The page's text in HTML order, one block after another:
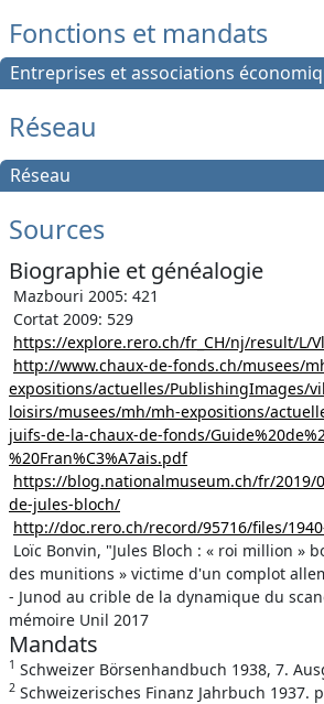
Fonctions et mandats
Entreprises et associations
Réseau
Réseau
Sources
Biographie et généalogie
Mazbouri 2005: 421
Cortat 2009: 529
https://explore.rero.ch/fr_CH/nj/result/L/
http://www.chaux-de-fonds.ch/musees/
expositions/actuelles/PublishingImages/
loisirs/musees/mh/mh-expositions/
juifs-de-la-chaux-de-fonds/
%20Fran%C3%A7ais.pdf
https://blog.nationalmuseum.ch/fr/2019/
de-jules-bloch/
http://doc.rero.ch/record/95716/files/
Loïc Bonvin, "Jules Bloch : « roi million »
des munitions » victime d'un complot
- Junod au crible de la dynamique du
mémoire Unil 2017
Mandats
1 Schweizer Börsenhandbuch 1938, 7.
2 Schweizerisches Finanz Jahrbuch 1937.